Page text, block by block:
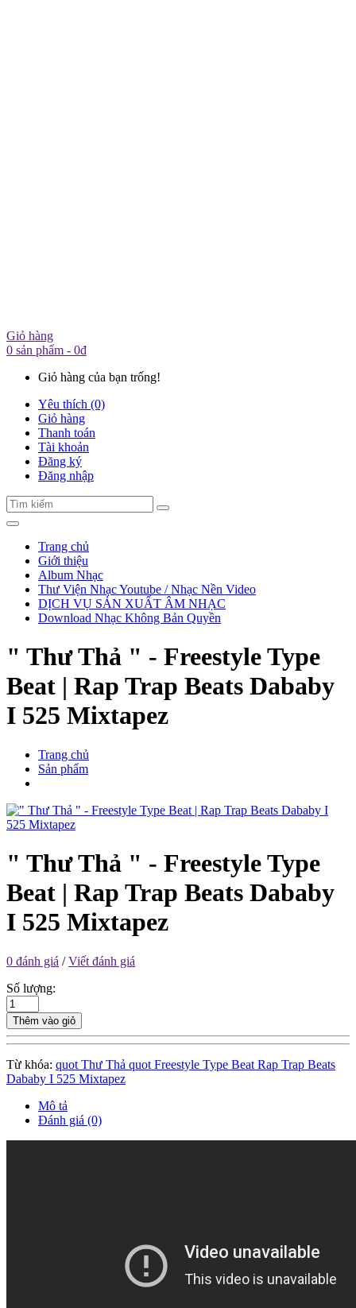
Giỏ hàng
0 sản phẩm - 0đ
Giỏ hàng của bạn trống!
Yêu thích (0)
Giỏ hàng
Thanh toán
Tài khoản
Đăng ký
Đăng nhập
Trang chủ
Giới thiệu
Album Nhạc
Thư Viện Nhạc Youtube / Nhạc Nền Video
DỊCH VỤ SẢN XUẤT ÂM NHẠC
Download Nhạc Không Bản Quyền
" Thư Thả " - Freestyle Type
Beat | Rap Trap Beats Dababy
I 525 Mixtapez
Trang chủ
Sản phẩm
" Thư Thả " - Freestyle Type
Beat | Rap Trap Beats Dababy
I 525 Mixtapez
0 đánh giá /Viết đánh giá
Số lượng:
Thêm vào giỏ
Từ khóa: quot Thư Thả quot Freestyle Type Beat Rap Trap Beats
Dababy I 525 Mixtapez
Mô tả
Đánh giá (0)